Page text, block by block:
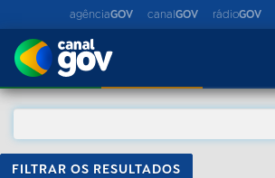
agênciaGOV canalGOV rádioGOV
FILTRAR OS RESULTADOS